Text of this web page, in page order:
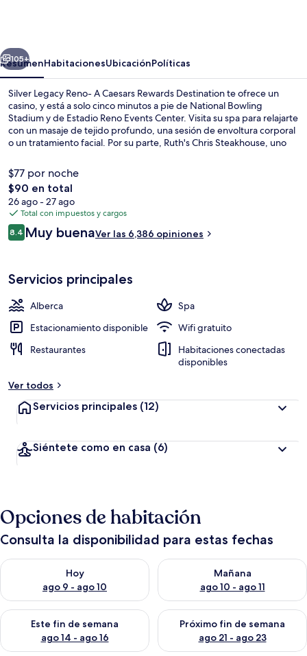
Caesars
Rewards
Destination
Siguiente
105+
ResumenHabitacionesUbicaciónPolíticas
Silver Legacy Reno- A Caesars Rewards Destination te ofrece un
casino, y está a solo cinco minutos a pie de National Bowling
Stadium y de Estadio Reno Events Center. Visita su spa para relajarte
con un masaje de tejido profundo, una sesión de envoltura corporal
o un tratamiento facial. Por su parte, Ruth's Chris Steakhouse, uno
sus 6 bares o lounges, su alberca al aire libre y su bar junto a la
alberca. Otros visitantes hablan maravillas de las amenidades y
características como las camas cómodas y el personal amable.
$77 por noche
El
precio
total
es
de
$90 en total
26 ago - 27 ago
Total con impuestos y cargos
Opiniones
8.48.4 de 10,
Muy buenaVer las 6,386 opiniones
Servicios principales
Alberca
Spa
Estacionamiento disponible
Wifi gratuito
Restaurantes
Habitaciones conectadas
disponibles
Ver todos
Servicios principales (12)
Siéntete como en casa (6)
Opciones de habitación
Consulta la disponibilidad para estas fechas
Hoy
ago 9 - ago 10
Consulta la disponibilidad para hoy ago 9 - ago 10
Mañana
ago 10 - ago 11
Consulta la disponibilidad
Este fin de semana
ago 14 - ago 16
Consulta la disponibilidad para este fin de semana ago 14 -
Próximo fin de semana
ago 21 - ago 23
Consulta la disponibilidad